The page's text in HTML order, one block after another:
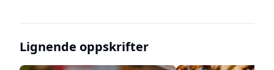
Lignende oppskrifter